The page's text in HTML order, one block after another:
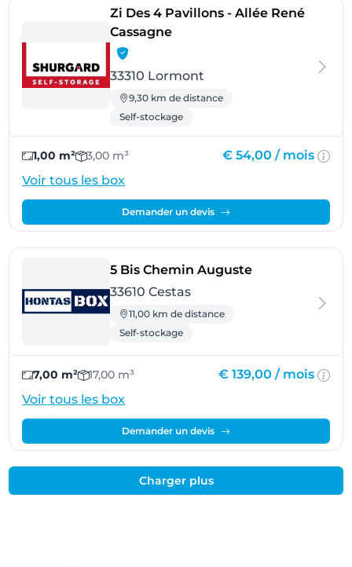
Zi Des 4 Pavillons - Allée René
Cassagne- Lormont
33310 Lormont
9,30 km de distance
Self-stockage
1,00 m² 3,00 m³ € 54,00 / mois
Voir tous les box
Demander un devis
5 Bis Chemin Auguste- Cestas
33610 Cestas
11,00 km de distance
Self-stockage
7,00 m² 17,00 m³ € 139,00 / mois
Voir tous les box
Demander un devis
Charger plus